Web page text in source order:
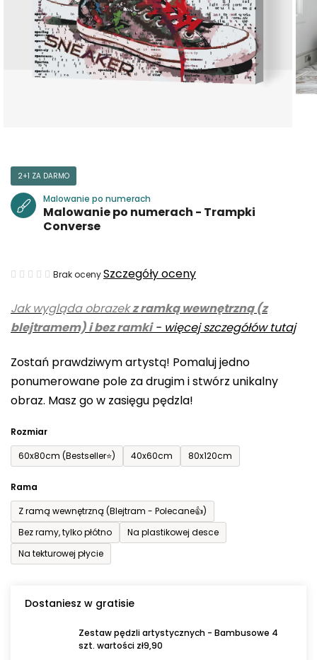
Jak wygląda obrazekz ramką wewnętrzną (z
blejtramem) i bez ramki- więcej szczegółów tutaj
Zostań prawdziwym artystą! Pomaluj jedno
ponumerowane pole za drugim i stwórz unikalny
obraz. Masz go w zasięgu pędzla!
Rozmiar
60x80cm (Bestseller⭐)
40x60cm 80x120cm
Rama
Z ramą wewnętrzną (Blejtram - Polecane👍)
Bez ramy, tylko płótno
Na plastikowej desce
Na tekturowej płycie
Dostaniesz w gratisie
Zestaw pędzli artystycznych - Bambusowe 4
szt. wartości zł9,90
2+1 ZA DARMO
Malowanie po numerach
Malowanie po numerach - Trampki
Converse
Średnia
produktu
wynosi
na
5
gwiazdek.
Brak ocenySzczegóły oceny